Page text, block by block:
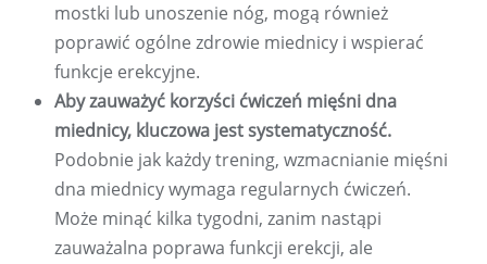
mostki lub unoszenie nóg, mogą również
poprawić ogólne zdrowie miednicy i wspierać
funkcje erekcyjne.
Aby zauważyć korzyści ćwiczeń mięśni dna
miednicy, kluczowa jest systematyczność.
Podobnie jak każdy trening, wzmacnianie mięśni
dna miednicy wymaga regularnych ćwiczeń.
Może minąć kilka tygodni, zanim nastąpi
zauważalna poprawa funkcji erekcji, ale